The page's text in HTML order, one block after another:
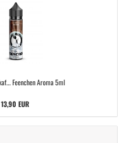
Feenchen Aroma 5ml
13,90 EUR